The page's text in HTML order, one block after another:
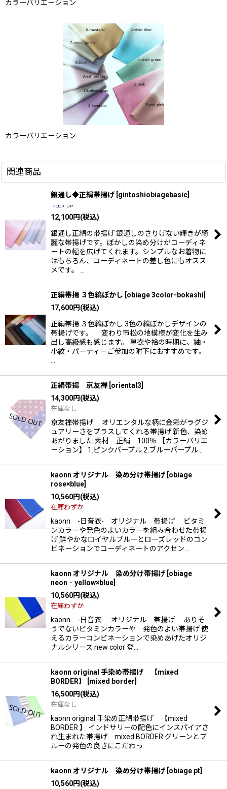
カラーバリエーション
カラーバリエーション
関連商品
銀通し◆正絹帯揚げ gintoshiobiagebasic
12,100円(税込)
銀通し正絹の帯揚げ 銀通しのさりげない輝きが綺
麗な帯揚げです。ぼかしの染め分けがコーディネ
ートの幅を広げてくれます。シンプルなお着物に
はもちろん、コーディネートの差し色にもオスス
メです。 …
正絹帯揚 ３色縞ぼかし obiage 3color-bokashi
17,600円(税込)
正絹帯揚 ３色縞ぼかし 3色の縞ぼかしデザインの
帯揚げです。 変わり市松の地模様が変化を生み
出し高級感も感じます。 単衣や袷の時期に、紬・
小紋・パーティーご参加の附下におすすめです。
正絹帯揚 京友禅 oriental3
14,300円(税込)
在庫なし
京友禅帯揚げ オリエンタルな柄に金彩がラグジ
ュアリーさをプラスしてくれる帯揚げ 新色、染め
あがりました 素材 正絹 100％ 【カラーバリエ
ーション】 1.ピンクパープル 2.ブルーパープル…
kaonn オリジナル 染め分け帯揚げ obiage
rose×blue
10,560円(税込)
在庫わずか
kaonn -日音衣- オリジナル 帯揚げ ビタミ
ンカラーや発色のよいカラーを組み合わせた帯揚
げ 鮮やかなロイヤルブルーとローズレッドのコン
ビネーションでコーディネートのアクセン…
kaonn オリジナル 染め分け帯揚げ obiage
neon‐yellow×blue
10,560円(税込)
在庫わずか
kaonn -日音衣- オリジナル 帯揚げ ありそ
うでないビタミンカラーや 発色のよい帯揚げ 使
えるカラーコンビネーションで染めあげたオリジ
ナルシリーズ new color 登…
kaonn original 手染め帯揚げ 【mixed
BORDER】
mixed border
16,500円(税込)
在庫なし
kaonn original 手染め正絹帯揚げ 【mixed
BORDER 】 インドサリーの配色にインスパイアさ
れ生まれた帯揚げ mixed BORDER グリーンとブ
ルーの発色の良さにこだわっ…
kaonn オリジナル 染め分け帯揚げ obiage pt
10,560円(税込)